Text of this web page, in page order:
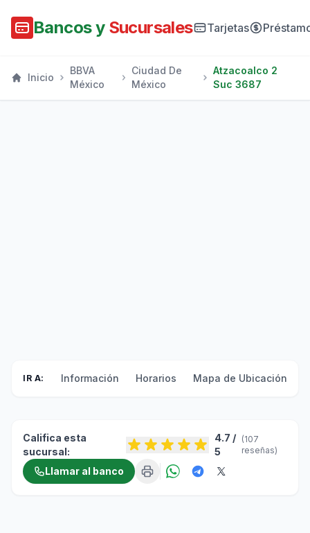
Bancos y Sucursales Tarjetas
Inicio
BBVA
México
Ciudad De
México
Atzacoalco 2
Suc 3687
IR A: Información Horarios Mapa de Ubicación
Califica esta
sucursal:
4.7 /
5
(107
reseñas)
Llamar al banco